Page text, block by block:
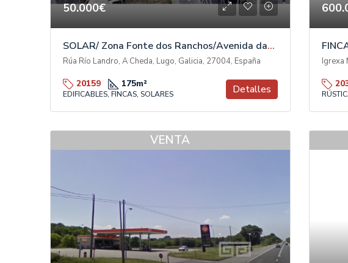
50.000€
SOLAR/ Zona Fonte dos Ranchos/Avenida das Américas
Rúa Río Landro, A Cheda, Lugo, Galicia, 27004, España
20159 175m²
EDIFICABLES, FINCAS, SOLARES Detalles
VENTA